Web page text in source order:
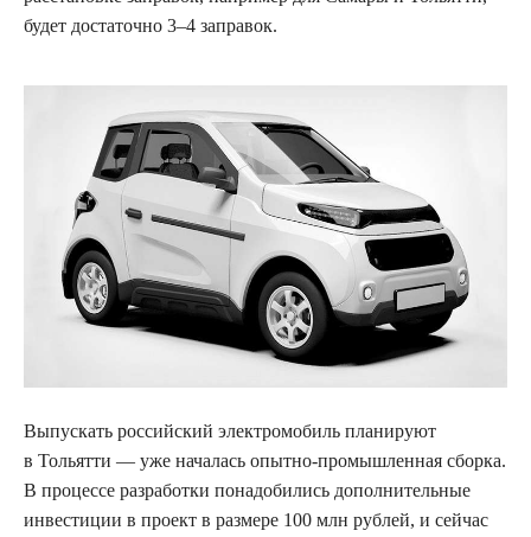
будет достаточно 3–4 заправок.
Выпускать российский электромобиль планируют
в Тольятти — уже началась опытно-промышленная сборка.
В процессе разработки понадобились дополнительные
инвестиции в проект в размере 100 млн рублей, и сейчас